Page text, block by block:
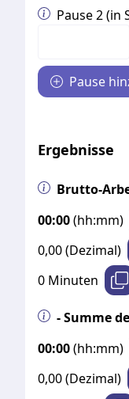
Pause2(in
Pause
Ergebnisse
Brutto-
00:00(hh:mm)
0,00(Dezimal)
0 Minuten
- Summe
00:00(hh:mm)
0,00(Dezimal)